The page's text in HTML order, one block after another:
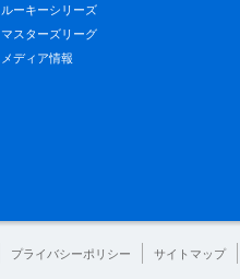
ルーキーシリーズ
マスターズリーグ
メディア情報
プライバシーポリシー サイトマップ